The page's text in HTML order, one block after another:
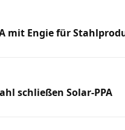
mit Engie für
schließen Solar-PPA